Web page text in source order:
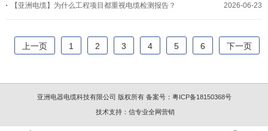
【亚洲电缆】为什么工程项目都重视电缆检测报告？ 2026-06-23
上一页 1 2 3 4 5 6 下一页
亚洲电器电缆科技有限公司 版权所有 备案号： 粤ICP备18150368号
技术支持： 信专业全网营销